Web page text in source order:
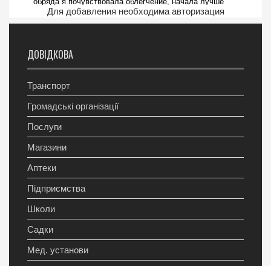
Для добавления необходима авторизация
ДОВІДКОВА
Транспорт
Громадські організації
Послуги
Магазини
Аптеки
Підприємства
Школи
Садки
Мед. установи